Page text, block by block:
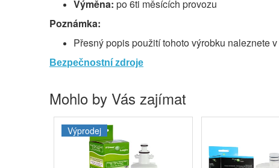
Výměna: po 6ti měsících provozu
Poznámka:
Přesný popis použití tohoto výrobku naleznete
Bezpečnostní zdroje
Mohlo by Vás zajímat
Výprodej